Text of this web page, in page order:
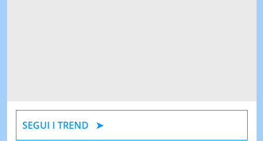
SEGUI I TREND